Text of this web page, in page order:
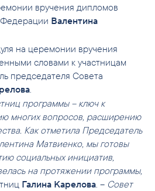
вручения дипломов
Валентина
на церемонии вручения
словами к участницам
председателя Совета
программы – ключ к
многих вопросов, расширению
Как отметила Председатель
Матвиенко, мы готовы
социальных инициатив,
на протяжении программы,
Галина Карелова . – Совет